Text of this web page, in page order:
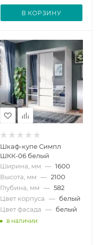
В КОРЗИНУ
Шкаф-купе Симпл
ШКК-06 белый
Ширина, мм — 1600
Высота, мм — 2100
Глубина, мм — 582
Цвет корпуса — белый
Цвет фасада — белый
в наличии